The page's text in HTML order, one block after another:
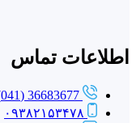
اطلاعات تماس
36683677 (041)
۰۹۳۸۲۱۵۳۴۷۸